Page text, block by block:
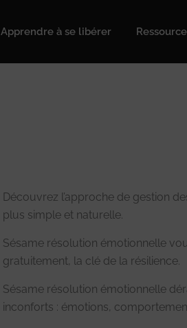
Apprendre à se libérer
Découvrez l’approche de gestion
plus simple et naturelle.
Sésame résolution émotionnelle
gratuitement, la clé de la résilience.
Sésame résolution émotionnelle
inconforts : émotions,